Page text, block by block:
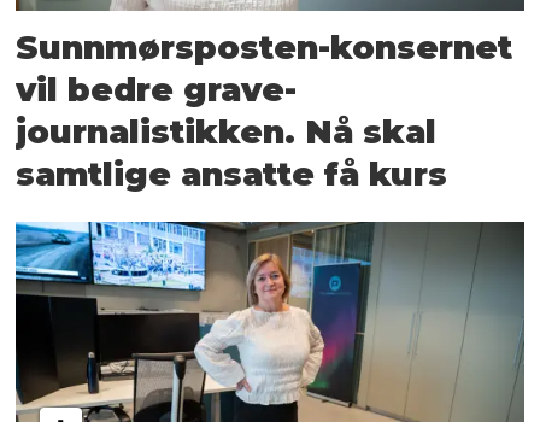
Sunnmørsposten-konsernet
vil bedre grave-
journalistikken. Nå skal
samtlige ansatte få kurs